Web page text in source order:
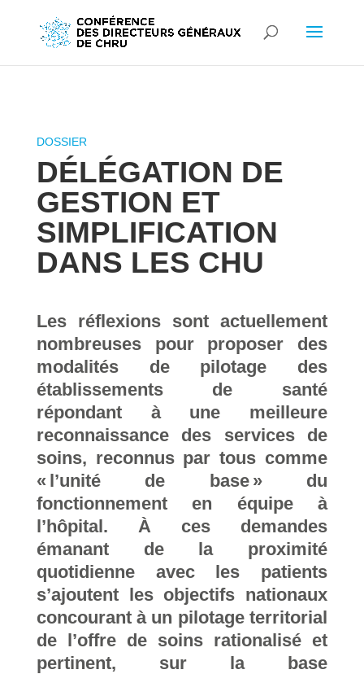
DÉLÉGATION DE
GESTION ET
SIMPLIFICATION
DANS LES CHU
Les réflexions sont actuellement
nombreuses pour proposer des
modalités de pilotage des
établissements de santé
répondant à une meilleure
reconnaissance des services de
soins, reconnus par tous comme
« l’unité de base » du
fonctionnement en équipe à
l’hôpital. À ces demandes
émanant de la proximité
quotidienne avec les patients
s’ajoutent les objectifs nationaux
concourant à un pilotage territorial
de l’offre de soins rationalisé et
pertinent, sur la base